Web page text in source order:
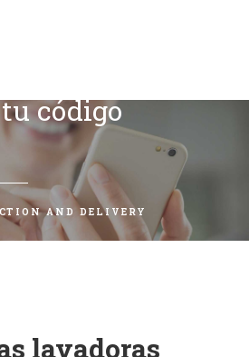
código
AND DELIVERY
lavadoras